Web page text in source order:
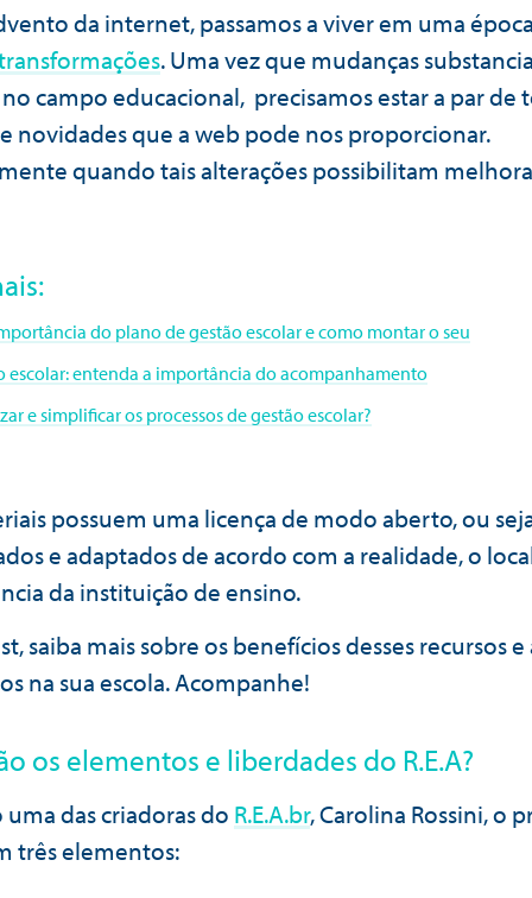
da internet, passamos a viver em uma
. Uma vez que mudanças
campo educacional, precisamos estar a par de
novidades que a web pode nos proporcionar.
quando tais alterações possibilitam
do plano de gestão escolar e como montar o seu
escolar: entenda a importância do acompanhamento
e simplificar os processos de gestão escolar?
possuem uma licença de modo aberto, ou
e adaptados de acordo com a realidade, o
da instituição de ensino.
saiba mais sobre os benefícios desses recursos
na sua escola. Acompanhe!
os elementos e liberdades do R.E.A?
das criadoras do R.E.A.br, Carolina Rossini, o
três elementos: